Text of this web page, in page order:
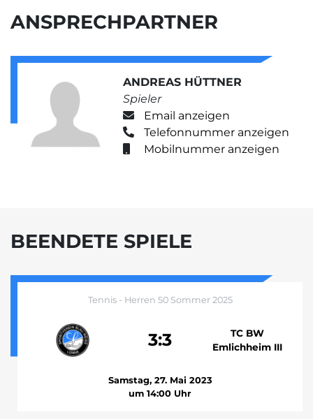
ANSPRECHPARTNER
ANDREAS HÜTTNER
Spieler
Email anzeigen
Telefonnummer anzeigen
Mobilnummer anzeigen
BEENDETE SPIELE
Tennis - Herren 50 Sommer 2025
3:3
TC BW
Emlichheim III
Samstag, 27. Mai 2023
um 14:00 Uhr